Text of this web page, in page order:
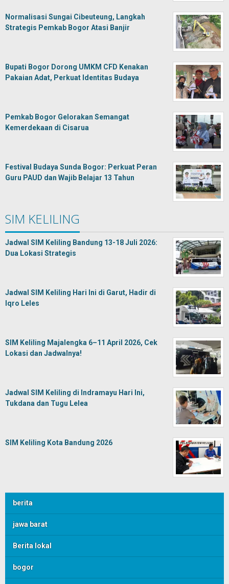
Normalisasi Sungai Cibeuteung, Langkah
Strategis Pemkab Bogor Atasi Banjir
Bupati Bogor Dorong UMKM CFD Kenakan
Pakaian Adat, Perkuat Identitas Budaya
Pemkab Bogor Gelorakan Semangat
Kemerdekaan di Cisarua
Festival Budaya Sunda Bogor: Perkuat Peran
Guru PAUD dan Wajib Belajar 13 Tahun
SIM KELILING
Jadwal SIM Keliling Bandung 13-18 Juli 2026:
Dua Lokasi Strategis
Jadwal SIM Keliling Hari Ini di Garut, Hadir di
Iqro Leles
SIM Keliling Majalengka 6–11 April 2026, Cek
Lokasi dan Jadwalnya!
Jadwal SIM Keliling di Indramayu Hari Ini,
Tukdana dan Tugu Lelea
SIM Keliling Kota Bandung 2026
berita
jawa barat
Berita lokal
bogor